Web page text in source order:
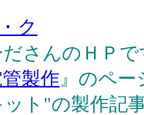
ク
さんのＨＰで
製作 』のペ
ト"の製作記